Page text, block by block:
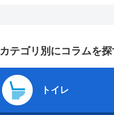
カテゴリ別にコラムを探
トイレ